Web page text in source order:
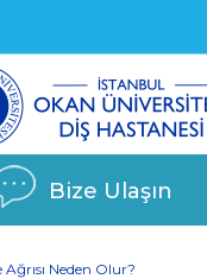
Bize Ulaşın
Ağrısı Neden Olur?